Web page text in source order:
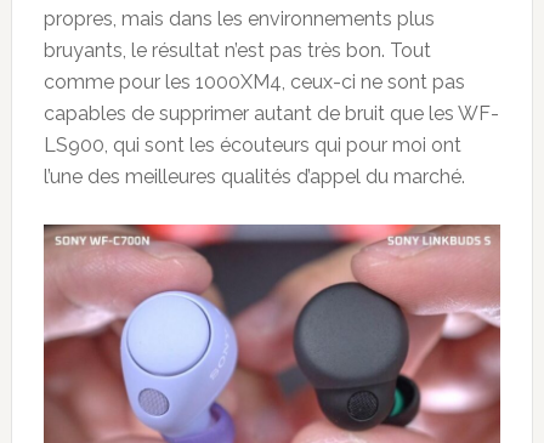
propres, mais dans les environnements plus
bruyants, le résultat n’est pas très bon. Tout
comme pour les 1000XM4, ceux-ci ne sont pas
capables de supprimer autant de bruit que les WF-
LS900, qui sont les écouteurs qui pour moi ont
l’une des meilleures qualités d’appel du marché.